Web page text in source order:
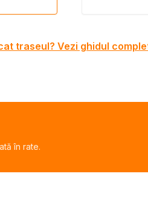
traseul? Vezi ghidul
în rate.